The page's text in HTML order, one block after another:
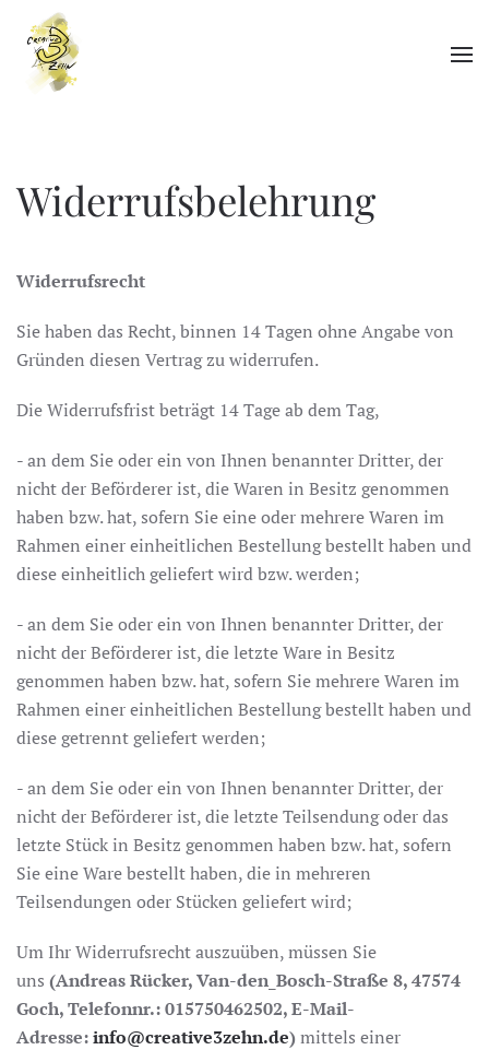
Zum Hauptinhalt springen
Widerrufsbelehrung
Widerrufsrecht
Sie haben das Recht, binnen 14 Tagen ohne Angabe von
Gründen diesen Vertrag zu widerrufen.
Die Widerrufsfrist beträgt 14 Tage ab dem Tag,
- an dem Sie oder ein von Ihnen benannter Dritter, der
nicht der Beförderer ist, die Waren in Besitz genommen
haben bzw. hat, sofern Sie eine oder mehrere Waren im
Rahmen einer einheitlichen Bestellung bestellt haben und
diese einheitlich geliefert wird bzw. werden;
- an dem Sie oder ein von Ihnen benannter Dritter, der
nicht der Beförderer ist, die letzte Ware in Besitz
genommen haben bzw. hat, sofern Sie mehrere Waren im
Rahmen einer einheitlichen Bestellung bestellt haben und
diese getrennt geliefert werden;
- an dem Sie oder ein von Ihnen benannter Dritter, der
nicht der Beförderer ist, die letzte Teilsendung oder das
letzte Stück in Besitz genommen haben bzw. hat, sofern
Sie eine Ware bestellt haben, die in mehreren
Teilsendungen oder Stücken geliefert wird;
Um Ihr Widerrufsrecht auszuüben, müssen Sie
uns (Andreas Rücker, Van-den_Bosch-Straße 8, 47574
Goch, Telefonnr.: 015750462502, E-Mail-
Adresse:info@creative3zehn.de)mittels einer